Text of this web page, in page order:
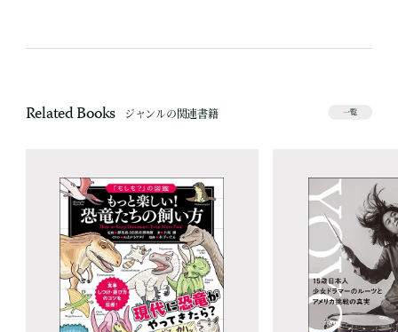
Related Books ジャンルの関連書籍 一覧